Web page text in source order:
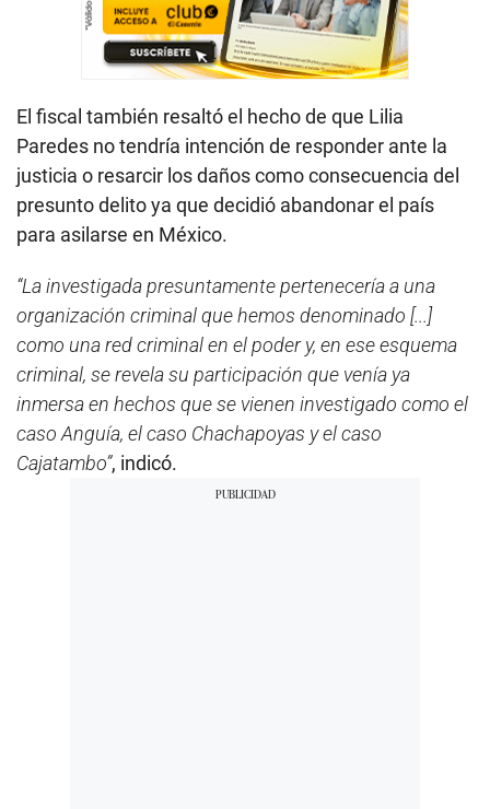
El fiscal también resaltó el hecho de que Lilia
Paredes no tendría intención de responder ante la
justicia o resarcir los daños como consecuencia del
presunto delito ya que decidió abandonar el país
para asilarse en México.
“La investigada presuntamente pertenecería a una
organización criminal que hemos denominado [...]
como una red criminal en el poder y, en ese esquema
criminal, se revela su participación que venía ya
inmersa en hechos que se vienen investigado como el
caso Anguía, el caso Chachapoyas y el caso
Cajatambo”, indicó.